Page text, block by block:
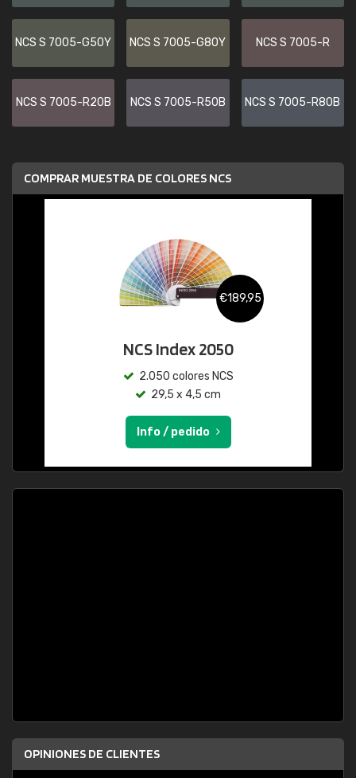
NCS S 7005-G50Y NCS S 7005-G80Y NCS S 7005-R
NCS S 7005-R20B NCS S 7005-R50B NCS S 7005-R80B
COMPRAR MUESTRA DE COLORES NCS
€189,95
NCS Index 2050
2.050 colores NCS
29,5 x 4,5 cm
Info / pedido
OPINIONES DE CLIENTES